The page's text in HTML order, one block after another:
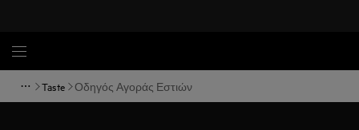
Taste Οδηγός Αγοράς Εστιών